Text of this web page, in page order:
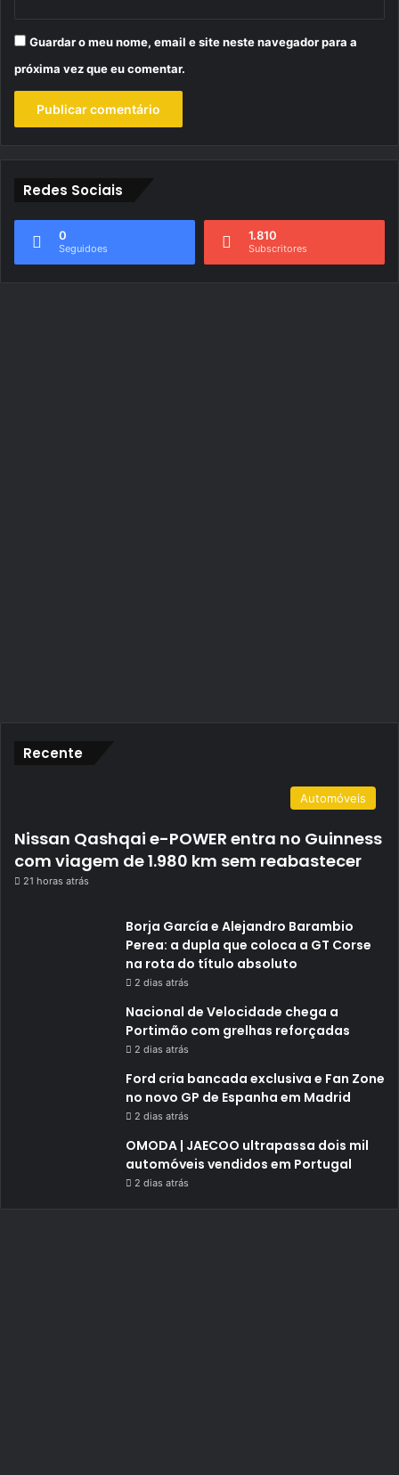
Guardar o meu nome, email e site neste navegador para a
próxima vez que eu comentar.
Redes Sociais
0
Seguidoes
1.810
Subscritores
Recente
Automóveis
Nissan Qashqai e-POWER entra no Guinness
com viagem de 1.980 km sem reabastecer
21 horas atrás
Borja García e Alejandro Barambio
Perea: a dupla que coloca a GT Corse
na rota do título absoluto
2 dias atrás
Nacional de Velocidade chega a
Portimão com grelhas reforçadas
2 dias atrás
Ford cria bancada exclusiva e Fan Zone
no novo GP de Espanha em Madrid
2 dias atrás
OMODA | JAECOO ultrapassa dois mil
automóveis vendidos em Portugal
2 dias atrás